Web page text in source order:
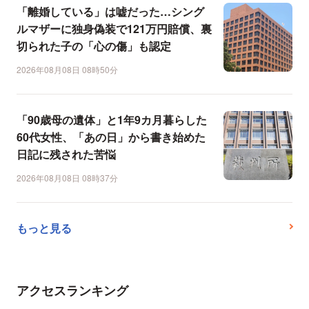
「離婚している」は嘘だった…シング
ルマザーに独身偽装で121万円賠償、裏
切られた子の「心の傷」も認定
2026年08月08日 08時50分
「90歳母の遺体」と1年9カ月暮らした
60代女性、「あの日」から書き始めた
日記に残された苦悩
2026年08月08日 08時37分
もっと見る
アクセスランキング